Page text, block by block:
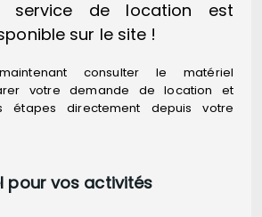
service de location est
sur le site !
consulter le matériel
votre demande de location et
étapes directement depuis votre
pour vos activités